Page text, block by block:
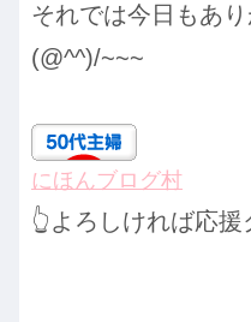
それでは今日もあ
(@^^)/~~~
にほんブログ村
👆よろしければ応